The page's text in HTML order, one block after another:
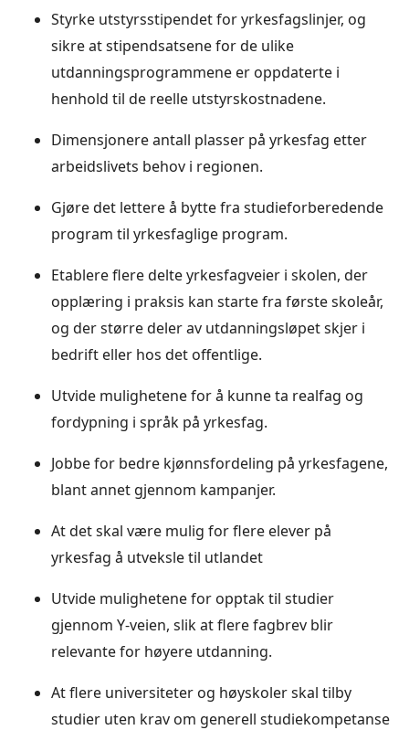
Styrke utstyrsstipendet for yrkesfagslinjer, og
sikre at stipendsatsene for de ulike
utdanningsprogrammene er oppdaterte i
henhold til de reelle utstyrskostnadene.
Dimensjonere antall plasser på yrkesfag etter
arbeidslivets behov i regionen.
Gjøre det lettere å bytte fra studieforberedende
program til yrkesfaglige program.
Etablere flere delte yrkesfagveier i skolen, der
opplæring i praksis kan starte fra første skoleår,
og der større deler av utdanningsløpet skjer i
bedrift eller hos det offentlige.
Utvide mulighetene for å kunne ta realfag og
fordypning i språk på yrkesfag.
Jobbe for bedre kjønnsfordeling på yrkesfagene,
blant annet gjennom kampanjer.
At det skal være mulig for flere elever på
yrkesfag å utveksle til utlandet
Utvide mulighetene for opptak til studier
gjennom Y-veien, slik at flere fagbrev blir
relevante for høyere utdanning.
At flere universiteter og høyskoler skal tilby
studier uten krav om generell studiekompetanse